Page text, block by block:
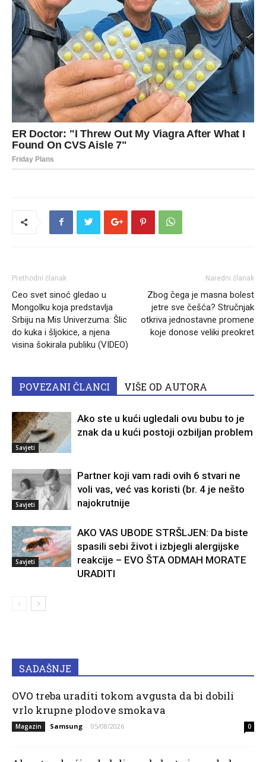
Prethodni članak
Ceo svet sinoć gledao u
Mongolku koja predstavlja
Srbiju na Mis Univerzuma: Šlic
do kuka i šljokice, a njena
visina šokirala publiku (VIDEO)
Naredni članak
Zbog čega je masna bolest
jetre sve češća? Stručnjak
otkriva jednostavne promene
koje donose veliki preokret
POVEZANI ČLANCI VIŠE OD AUTORA
Savjeti
Ako ste u kući ugledali ovu bubu to je
znak da u kući postoji ozbiljan problem
Savjeti
Partner koji vam radi ovih 6 stvari ne
voli vas, već vas koristi (br. 4 je nešto
najokrutnije
Savjeti
AKO VAS UBODE STRŠLJEN: Da biste
spasili sebi život i izbjegli alergijske
reakcije – EVO ŠTA ODMAH MORATE
URADITI
SADAŠNJE
OVO treba uraditi tokom avgusta da bi dobili
vrlo krupne plodove smokava
Magazin Samsung - 05/08/2026 0